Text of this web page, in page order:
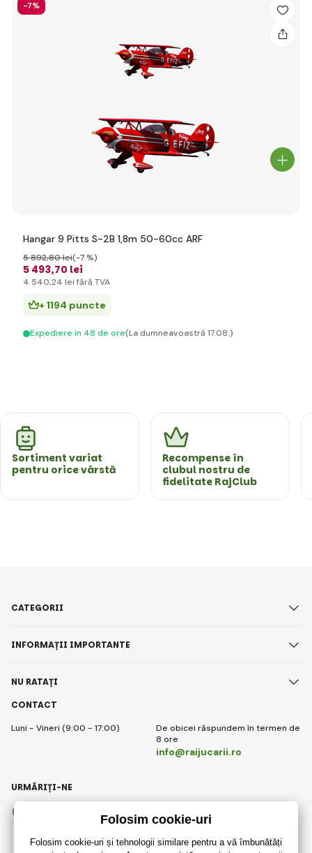
-7%
Hangar 9 Pitts S-2B 1,8m 50-60cc ARF
5 493,70 lei
5 892,80 lei(-7 %)
4 540,24 lei fără TVA
+ 1194 puncte
Expediere in 48 de ore(La dumneavoastră 17.08.)
Sortiment variat
pentru orice vârstă
Recompense în
clubul nostru de
fidelitate RajClub
CONTACT
Luni - Vineri (9:00 - 17:00)
De obicei răspundem în termen de
8 ore
info@raijucarii.ro
CATEGORII
INFORMAȚII IMPORTANTE
NU RATAȚI
Romanian
URMĂRIȚI-NE
Instagram